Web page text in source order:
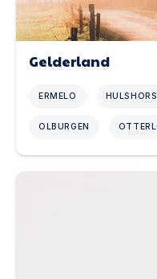
Gelderland
ERMELO
OLBURGEN